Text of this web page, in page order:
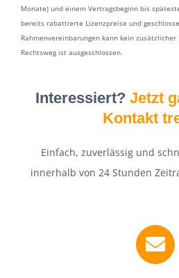
Monate) und einem Vertragsbeginn bis
bereits rabattierte Lizenzpreise und
Rahmenvereinbarungen kann kein
Rechtsweg ist ausgeschlossen.
Interessiert? Jetzt
Kontakt
Einfach, zuverlässig und
innerhalb von 24 Stunden